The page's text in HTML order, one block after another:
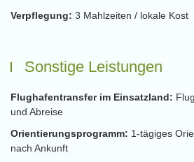
Verpflegung: 3 Mahlzeiten / lokale Kost
Sonstige Leistungen
Flughafentransfer im Einsatzland:
und Abreise
Orientierungsprogramm: 1-tägiges
nach Ankunft